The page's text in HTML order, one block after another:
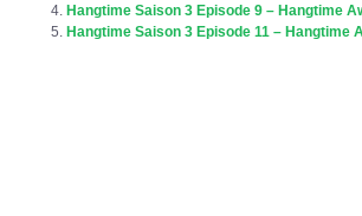
Hangtime Saison 3 Episode 9 – Hangtime
Hangtime Saison 3 Episode 11 –